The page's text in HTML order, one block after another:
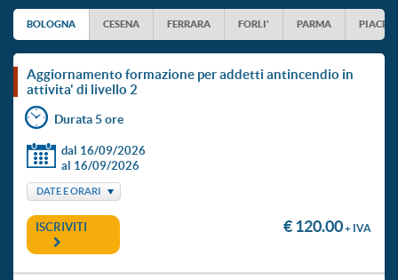
BOLOGNA CESENA FERRARA FORLI' PARMA
aggiornamento formazione per addetti antincendio in
attivita' di livello 2
Durata 5 ore
dal 16/09/2026
al 16/09/2026
DATE E ORARI
ISCRIVITI € 120.00+ IVA